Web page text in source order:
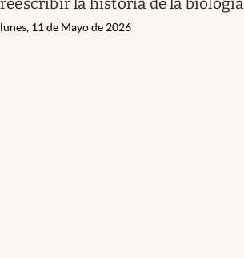
lunes, 11 de Mayo de 2026